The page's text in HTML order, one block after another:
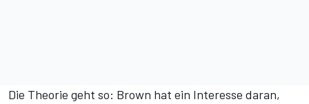
Die Theorie geht so: Brown hat ein Interesse daran,